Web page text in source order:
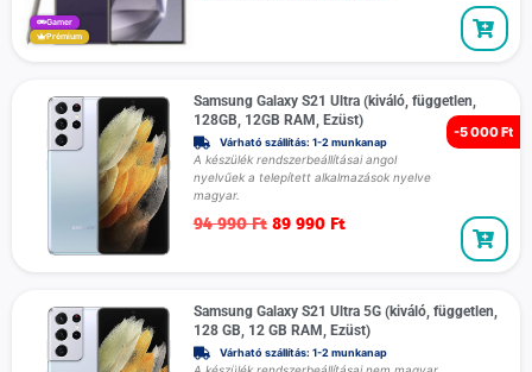
Gamer
Prémium
-5 000 Ft
Samsung Galaxy S21 Ultra (kiváló, független,
128GB, 12GB RAM, Ezüst)
Várható szállítás: 1-2 munkanap
A készülék rendszerbeállításai angol
nyelvűek a telepített alkalmazások nyelve
magyar.
94 990Ft 89 990 Ft
Samsung Galaxy S21 Ultra 5G (kiváló, független,
128 GB, 12 GB RAM, Ezüst)
Várható szállítás: 1-2 munkanap